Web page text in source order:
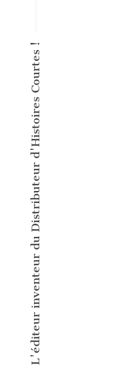
L'éditeur inventeur du Distributeur d'Histoires Courtes !